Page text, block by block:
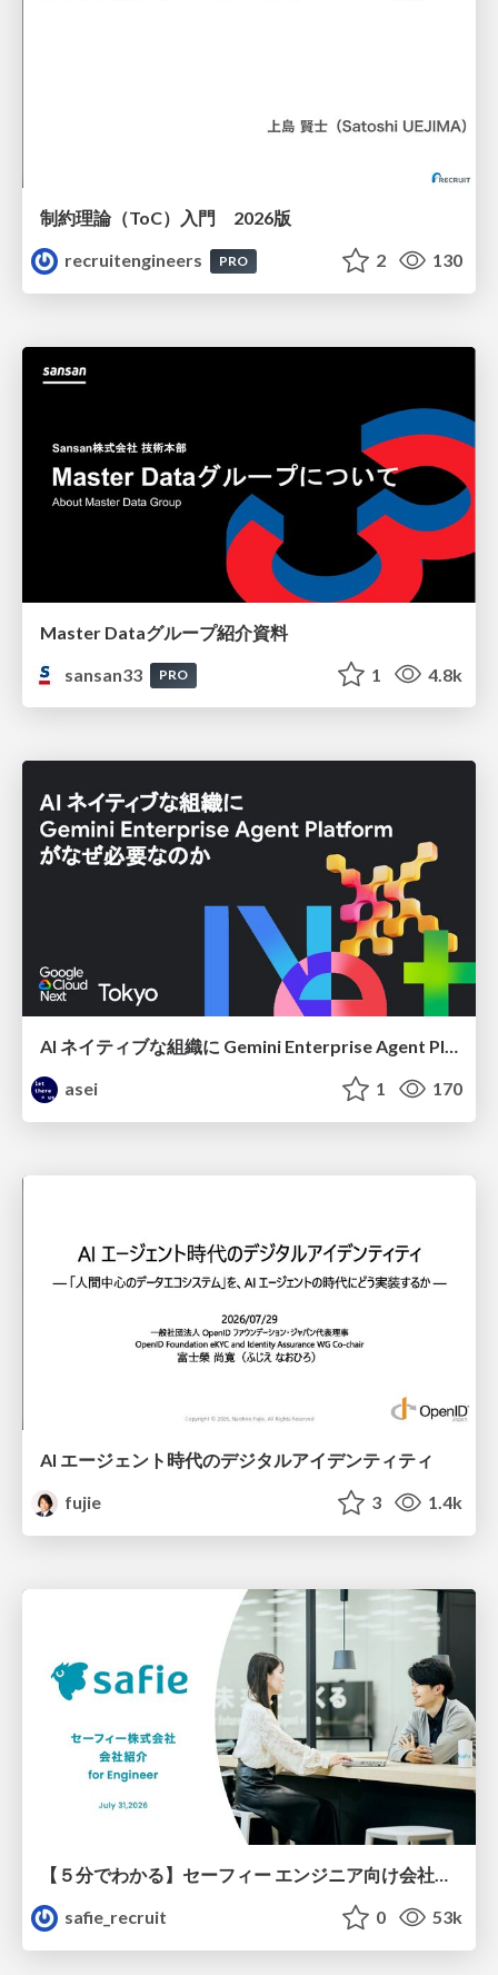
制約理論（ToC）入門 2026版
recruitengineers
PRO 2 130
Master Dataグループ紹介資料
sansan33
PRO 1 4.8k
AI ネイティブな組織に Gemini Enterprise Agent Platform がなぜ必要なのか
asei
1 170
AI エージェント時代のデジタルアイデンティティ
fujie
3 1.4k
safie_recruit
0 53k